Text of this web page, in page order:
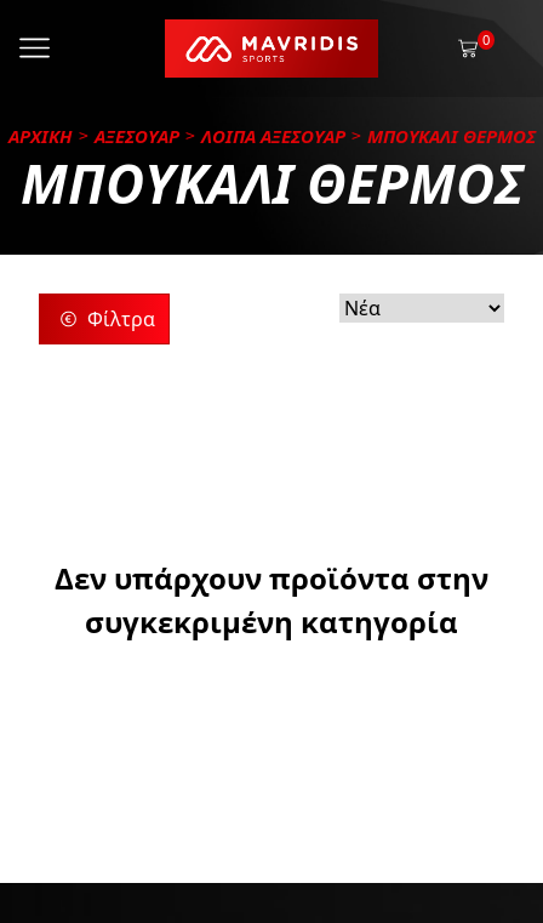
0
ΑΡΧΙΚΗ ΑΞΕΣΟΥΑΡ ΛΟΙΠΑ ΑΞΕΣΟΥΑΡ ΜΠΟΥΚΑΛΙ ΘΕΡΜΟΣ
ΜΠΟΥΚΑΛΙ ΘΕΡΜΟΣ
Φίλτρα
Δεν υπάρχουν προϊόντα στην
συγκεκριμένη κατηγορία